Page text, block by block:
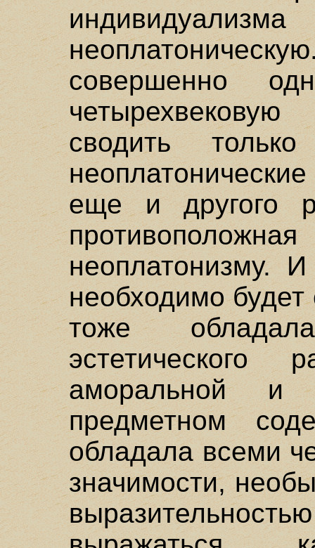
совершенно
четырехвековую
сводить
еще и другого
неоплатонизму.
необходимо будет
тоже
аморальной
предметном
обладала всеми
значимости,